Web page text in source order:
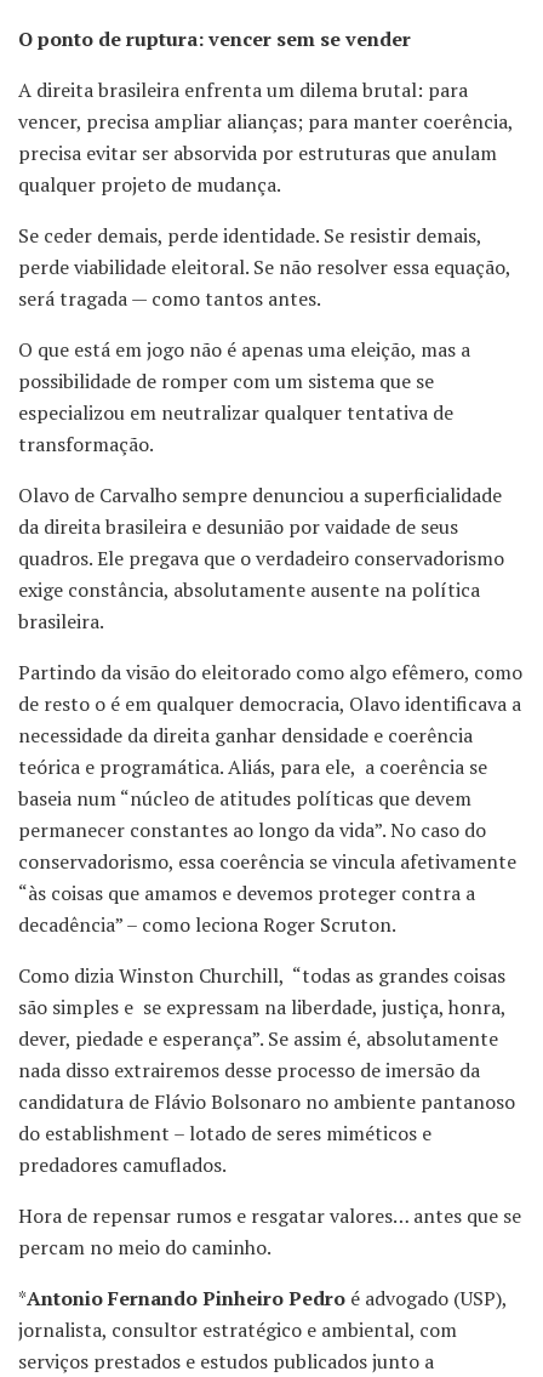
O ponto de ruptura: vencer sem se vender
A direita brasileira enfrenta um dilema brutal: para
vencer, precisa ampliar alianças; para manter coerência,
precisa evitar ser absorvida por estruturas que anulam
qualquer projeto de mudança.
Se ceder demais, perde identidade. Se resistir demais,
perde viabilidade eleitoral. Se não resolver essa equação,
será tragada — como tantos antes.
O que está em jogo não é apenas uma eleição, mas a
possibilidade de romper com um sistema que se
especializou em neutralizar qualquer tentativa de
transformação.
Olavo de Carvalho sempre denunciou a superficialidade
da direita brasileira e desunião por vaidade de seus
quadros. Ele pregava que o verdadeiro conservadorismo
exige constância, absolutamente ausente na política
brasileira.
Partindo da visão do eleitorado como algo efêmero, como
de resto o é em qualquer democracia, Olavo identificava a
necessidade da direita ganhar densidade e coerência
teórica e programática. Aliás, para ele, a coerência se
baseia num “núcleo de atitudes políticas que devem
permanecer constantes ao longo da vida”. No caso do
conservadorismo, essa coerência se vincula afetivamente
“às coisas que amamos e devemos proteger contra a
decadência” – como leciona Roger Scruton.
Como dizia Winston Churchill, “todas as grandes coisas
são simples e se expressam na liberdade, justiça, honra,
dever, piedade e esperança”. Se assim é, absolutamente
nada disso extrairemos desse processo de imersão da
candidatura de Flávio Bolsonaro no ambiente pantanoso
do establishment – lotado de seres miméticos e
predadores camuflados.
Hora de repensar rumos e resgatar valores… antes que se
percam no meio do caminho.
*Antonio Fernando Pinheiro Pedro é advogado (USP),
jornalista, consultor estratégico e ambiental, com
serviços prestados e estudos publicados junto a